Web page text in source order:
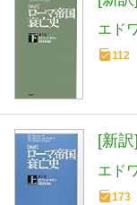
エド
112
[新
エド
173